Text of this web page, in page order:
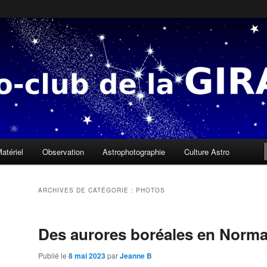
Girafe
une mauvaise étoile, il n'y a que des gens qui ne savent pas lire
Observation Astrophotographie Culture Astro
ARCHIVES DE CATÉGORIE : PHOTOS
Des aurores boréales en
Publié le 8 mai 2023parJeanne B